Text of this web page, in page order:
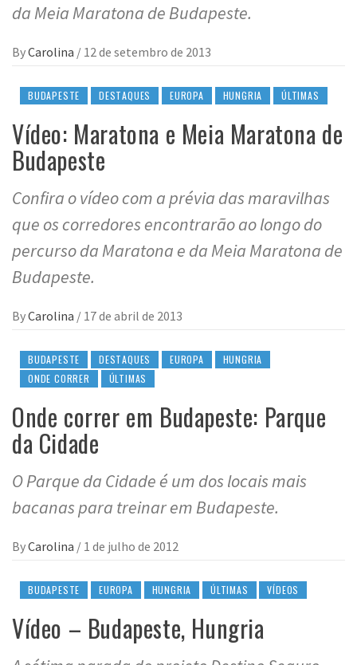
da Meia Maratona de Budapeste.
ByCarolina / 12 de setembro de 2013
BUDAPESTE DESTAQUES EUROPA HUNGRIA ÚLTIMAS
Vídeo: Maratona e Meia Maratona de
Budapeste
Confira o vídeo com a prévia das maravilhas
que os corredores encontrarão ao longo do
percurso da Maratona e da Meia Maratona de
Budapeste.
ByCarolina / 17 de abril de 2013
BUDAPESTE DESTAQUES EUROPA
HUNGRIA
ONDE CORRER
ÚLTIMAS
Onde correr em Budapeste: Parque
da Cidade
O Parque da Cidade é um dos locais mais
bacanas para treinar em Budapeste.
ByCarolina / 1 de julho de 2012
BUDAPESTE EUROPA HUNGRIA ÚLTIMAS VÍDEOS
Vídeo – Budapeste, Hungria